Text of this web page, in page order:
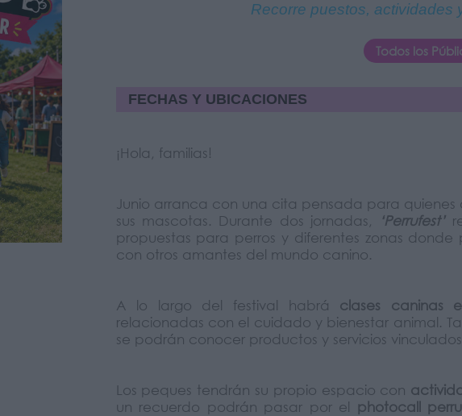
Recorre puestos, actividades
Todos los
FECHAS Y UBICACIONES
¡Hola, familias!
Junio arranca con una cita pensada para
sus mascotas. Durante dos jornadas,
‘Perrufest’
propuestas para perros y diferentes zonas
con otros amantes del mundo canino.
A lo largo del festival habrá clases caninas
relacionadas con el cuidado y bienestar animal.
se podrán conocer productos y servicios
Los peques tendrán su propio espacio con
un recuerdo podrán pasar por el photocall